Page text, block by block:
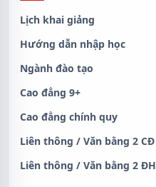
Lịch khai giảng
Hướng dẫn nhập học
Ngành đào tạo
Cao đẳng 9+
Cao đẳng chính quy
Liên thông / Văn bằng 2 CĐ
Liên thông / Văn bằng 2 ĐH